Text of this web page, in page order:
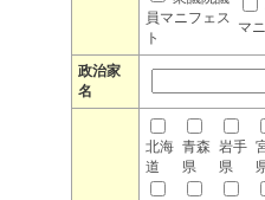
員マニフェス
ト
マ
政治家
名
北海
道
青森
県
岩手
県